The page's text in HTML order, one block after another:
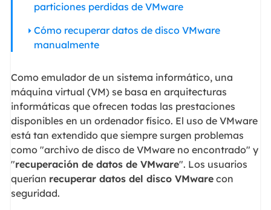
particiones perdidas de VMware
Cómo recuperar datos de disco VMware
manualmente
Como emulador de un sistema informático, una
máquina virtual (VM) se basa en arquitecturas
informáticas que ofrecen todas las prestaciones
disponibles en un ordenador físico. El uso de VMware
está tan extendido que siempre surgen problemas
como "archivo de disco de VMware no encontrado" y
"recuperación de datos de VMware". Los usuarios
querían recuperar datos del disco VMwarecon
seguridad.